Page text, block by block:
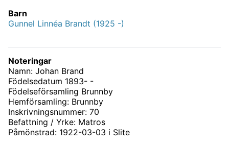
Barn
Gunnel Linnéa Brandt (1925 -)
Noteringar
Namn: Johan Brand
Födelsedatum 1893- -
Födelseförsamling Brunnby
Hemförsamling: Brunnby
Inskrivningsnummer: 70
Befattning / Yrke: Matros
Påmönstrad: 1922-03-03 i Slite